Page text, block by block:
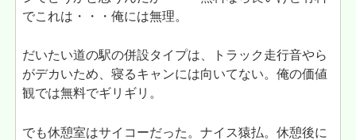
でこれは・・・俺には無理。
だいたい道の駅の併設タイプは、トラック走行音やら
がデカいため、寝るキャンには向いてない。俺の価値
観では無料でギリギリ。
でも休憩室はサイコーだった。ナイス猿払。休憩後に